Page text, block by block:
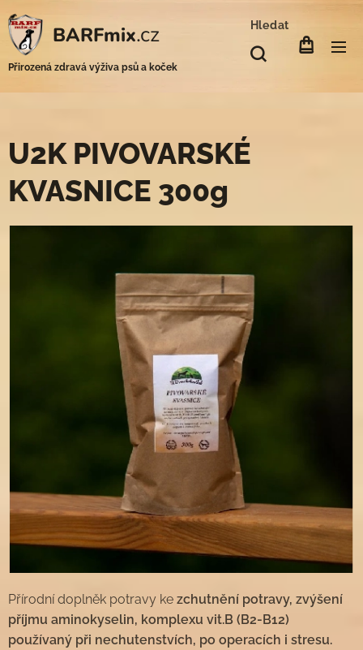
BARFmix.cz
Přirozená zdravá výživa psů a koček
Hledat
U2K PIVOVARSKÉ
KVASNICE 300g
Přírodní doplněk potravy ke zchutnění potravy, zvýšení
příjmu aminokyselin, komplexu vit.B (B2-B12)
používaný při nechutenstvích, po operacích i stresu.